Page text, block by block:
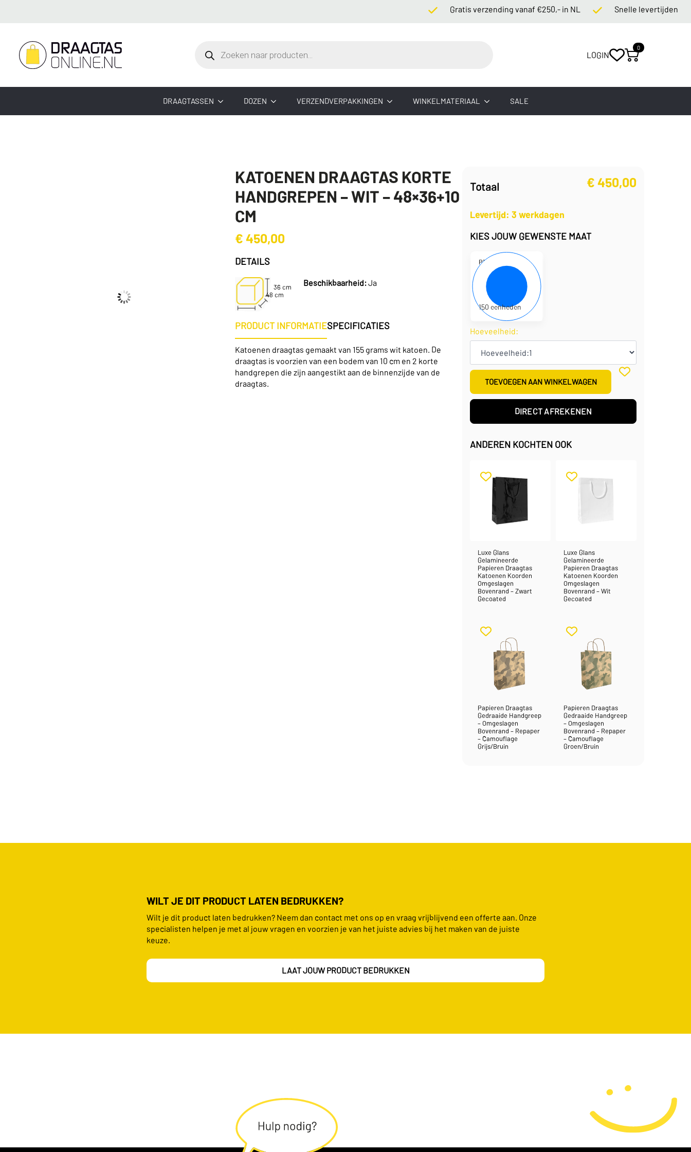
Gratis verzending vanaf €250,- in NL Snelle levertijden
zoeken
LOGIN
0
DRAAGTASSEN DOZEN VERZENDVERPAKKINGEN WINKELMATERIAAL SALE
KATOENEN DRAAGTAS KORTE
HANDGREPEN – WIT – 48×36+10
CM
€ 450,00
DETAILS
36 cm
48 cm
Beschikbaarheid:Ja
PRODUCT INFORMATIESPECIFICATIES
Katoenen draagtas gemaakt van 155 grams wit katoen. De
draagtas is voorzien van een bodem van 10 cm en 2 korte
handgrepen die zijn aangestikt aan de binnenzijde van de
draagtas.
Totaal € 450,00
Levertijd: 3 werkdagen
KIES JOUW GEWENSTE MAAT
P101936-03
48 x 36 cm
3,00 per eenheid
450,00 per doos
150 eenheden
Hoeveelheid:
TOEVOEGEN AAN WINKELWAGEN
DIRECT AFREKENEN
ANDEREN KOCHTEN OOK
Luxe Glans
Gelamineerde
Papieren Draagtas
Katoenen Koorden
Omgeslagen
Bovenrand – Zwart
Gecoated
Luxe Glans
Gelamineerde
Papieren Draagtas
Katoenen Koorden
Omgeslagen
Bovenrand – Wit
Gecoated
Papieren Draagtas
Gedraaide Handgreep
– Omgeslagen
Bovenrand – Repaper
– Camouflage
Grijs/Bruin
Papieren Draagtas
Gedraaide Handgreep
– Omgeslagen
Bovenrand – Repaper
– Camouflage
Groen/Bruin
WILT JE DIT PRODUCT LATEN BEDRUKKEN?
Wilt je dit product laten bedrukken? Neem dan contact met ons op en vraag vrijblijvend een offerte aan. Onze
specialisten helpen je met al jouw vragen en voorzien je van het juiste advies bij het maken van de juiste
keuze.
LAAT JOUW PRODUCT BEDRUKKEN